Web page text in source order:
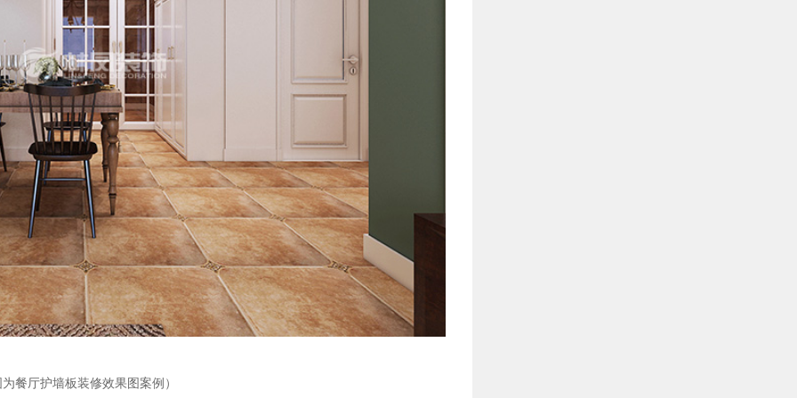
餐厅护墙板装修效果图案例）